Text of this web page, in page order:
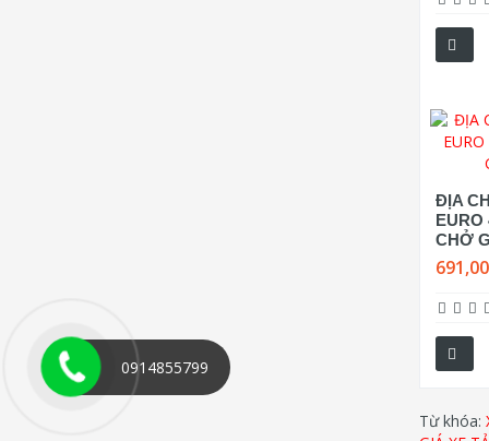
ĐỊA
EURO
CHỞ
Từ khóa:
0914855799